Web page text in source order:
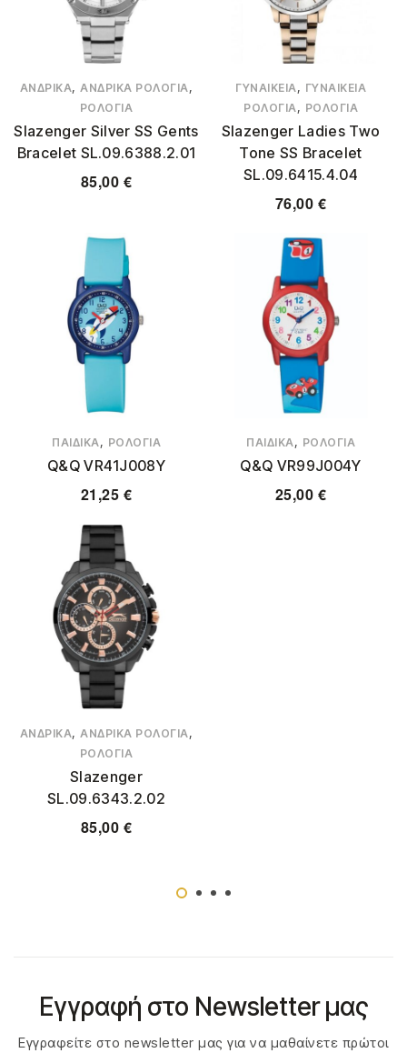
ΑΝΔΡΙΚΆ,ΑΝΔΡΙΚΆ ΡΟΛΌΓΙΑ,
ΡΟΛΌΓΙΑ
Slazenger Silver SS Gents
Bracelet SL.09.6388.2.01
85,00 €
ΓΥΝΑΙΚΕΊΑ, ΓΥΝΑΙΚΕΊΑ
ΡΟΛΌΓΙΑ, ΡΟΛΌΓΙΑ
Slazenger Ladies Two
Tone SS Bracelet
SL.09.6415.4.04
76,00 €
ΠΑΙΔΙΚΆ, ΡΟΛΌΓΙΑ
Q&Q VR41J008Y
21,25 €
ΠΑΙΔΙΚΆ, ΡΟΛΌΓΙΑ
Q&Q VR99J004Y
25,00 €
ΑΝΔΡΙΚΆ,ΑΝΔΡΙΚΆ ΡΟΛΌΓΙΑ,
ΡΟΛΌΓΙΑ
Slazenger
SL.09.6343.2.02
85,00 €
Εγγραφή στο Newsletter μας
Εγγραφείτε στο newsletter μας για να μαθαίνετε πρώτοι